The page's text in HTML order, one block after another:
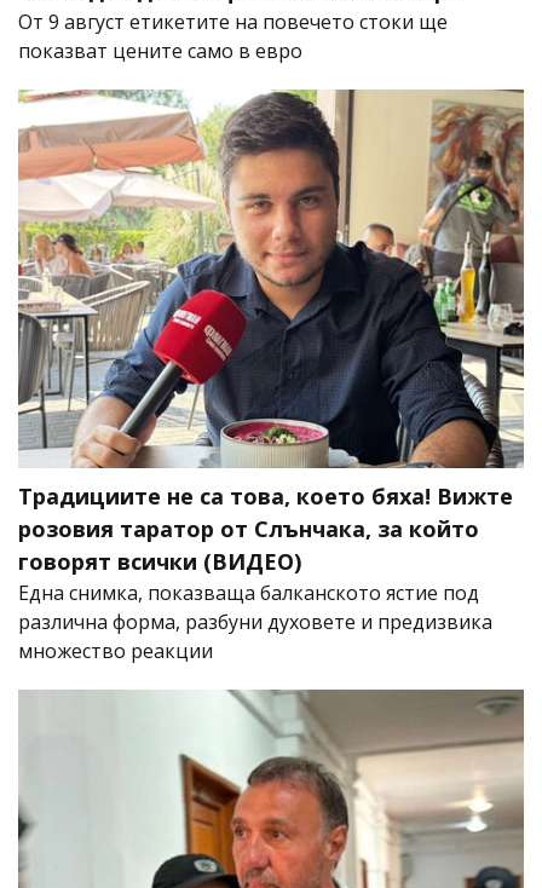
От 9 август етикетите на повечето стоки ще
показват цените само в евро
Традициите не са това, което бяха! Вижте
розовия таратор от Слънчака, за който
говорят всички (ВИДЕО)
Една снимка, показваща балканското ястие под
различна форма, разбуни духовете и предизвика
множество реакции